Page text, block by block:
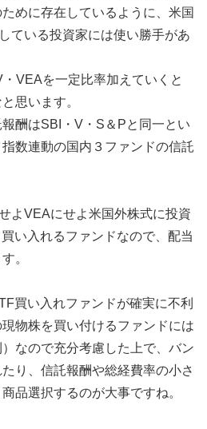
めに存在しているように、米国
ている投資家には使い勝手があ
VEAを一定比率加えていくと
思います。
酬はSBI・V・S＆Pと同一とい
数連動の国内３ファンドの信託
よVEAにせよ米国外株式に投資
い入れるファンドなので、配当
。
買い入れファンドが確実に不利
現物株を買い付けるファンドには
なので充分考慮した上で、バン
り、信託報酬や総経費率の小さ
品選択するのが大事ですね。